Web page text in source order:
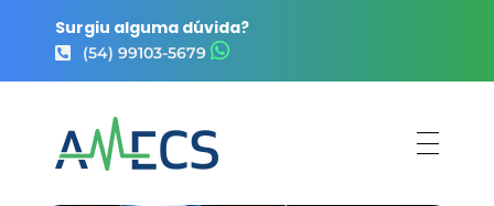
Surgiu alguma dúvida?
(54) 99103-5679